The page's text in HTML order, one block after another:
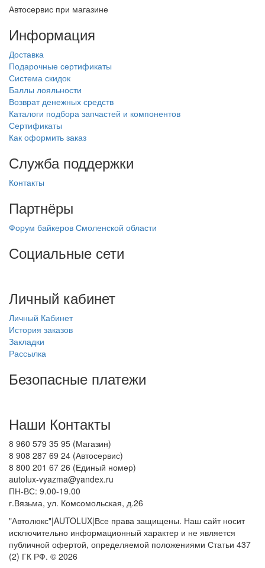
Автосервис при магазине
Информация
Доставка
Подарочные сертификаты
Система скидок
Баллы лояльности
Возврат денежных средств
Каталоги подбора запчастей и компонентов
Сертификаты
Как оформить заказ
Служба поддержки
Контакты
Партнёры
Форум байкеров Смоленской области
Социальные сети
Личный кабинет
Личный Кабинет
История заказов
Закладки
Рассылка
Безопасные платежи
Наши Контакты
8 960 579 35 95 (Магазин)
8 908 287 69 24 (Автосервис)
8 800 201 67 26 (Единый номер)
autolux-vyazma@yandex.ru
ПН-ВС: 9.00-19.00
г.Вязьма, ул. Комсомольская, д.26
"Автолюкс"|AUTOLUX|Все права защищены. Наш сайт носит
исключительно информационный характер и не является
публичной офертой, определяемой положениями Статьи 437
(2) ГК РФ. © 2026